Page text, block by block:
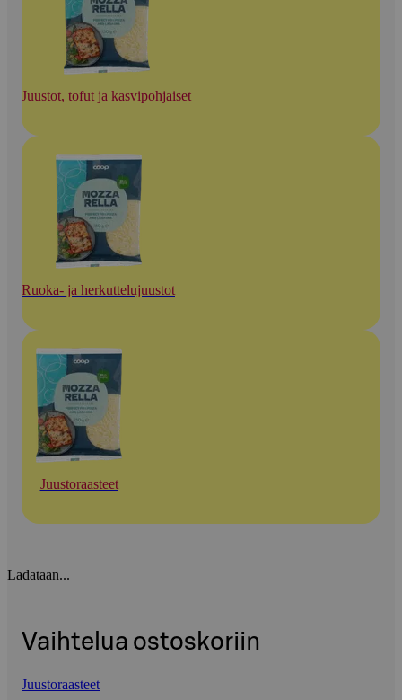
Juustot, tofut ja kasvipohjaiset
Ruoka- ja herkuttelujuustot
Juustoraasteet
Ladataan...
Vaihtelua ostoskoriin
Juustoraasteet